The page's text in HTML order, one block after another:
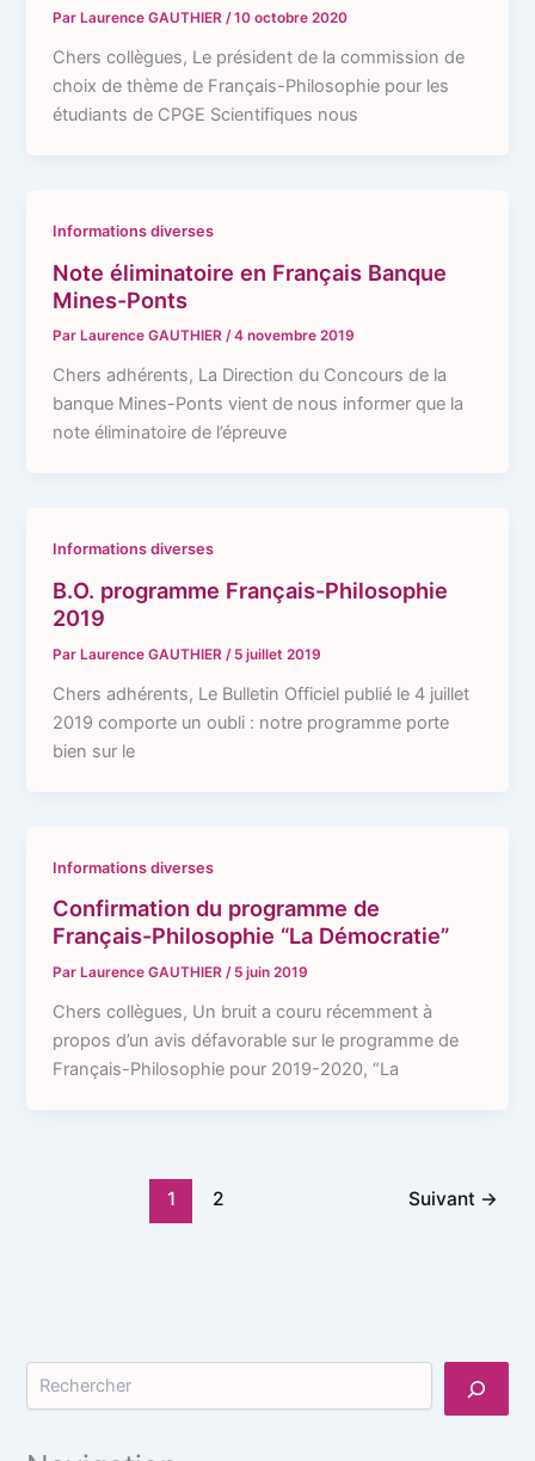
Par Laurence GAUTHIER/10 octobre 2020
Chers collègues, Le président de la commission de
choix de thème de Français-Philosophie pour les
étudiants de CPGE Scientifiques nous
Informations diverses
Note éliminatoire en Français Banque
Mines-Ponts
Par Laurence GAUTHIER/4 novembre 2019
Chers adhérents, La Direction du Concours de la
banque Mines-Ponts vient de nous informer que la
note éliminatoire de l’épreuve
Informations diverses
B.O. programme Français-Philosophie
2019
ParLaurence GAUTHIER/ 5 juillet 2019
Chers adhérents, Le Bulletin Officiel publié le 4 juillet
2019 comporte un oubli : notre programme porte
bien sur le
Informations diverses
Confirmation du programme de
Français-Philosophie “La Démocratie”
Par Laurence GAUTHIER/ 5 juin 2019
Chers collègues, Un bruit a couru récemment à
propos d’un avis défavorable sur le programme de
Français-Philosophie pour 2019-2020, “La
1 2 Suivant →
Rechercher